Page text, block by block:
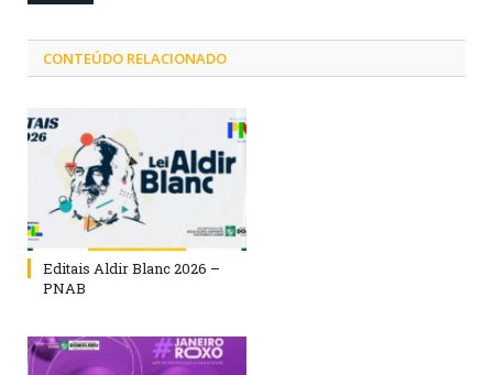
CONTEÚDO RELACIONADO
Editais Aldir Blanc 2026 –
PNAB